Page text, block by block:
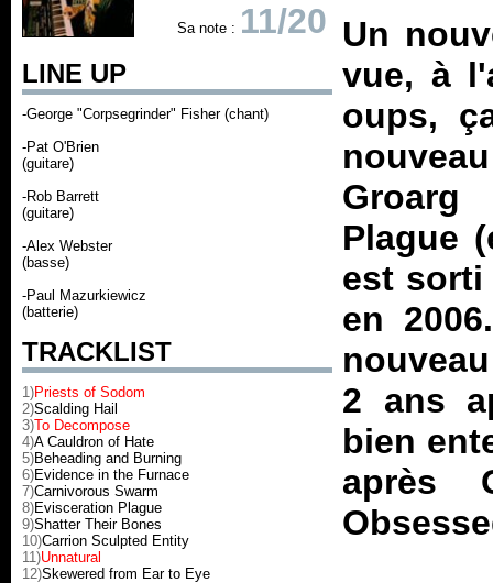
Sa note : 11/20
LINE UP
-George "Corpsegrinder" Fisher (chant)
-Pat O'Brien
(guitare)
-Rob Barrett
(guitare)
-Alex Webster
(basse)
-Paul Mazurkiewicz
(batterie)
TRACKLIST
1)Priests of Sodom
2)Scalding Hail
3)To Decompose
4)A Cauldron of Hate
5)Beheading and Burning
6)Evidence in the Furnace
7)Carnivorous Swarm
8)Evisceration Plague
9)Shatter Their Bones
10)Carrion Sculpted Entity
11)Unnatural
12)Skewered from Ear to Eye
Un
vue, à
oups,
Plague
est
en
2 ans
bien
après